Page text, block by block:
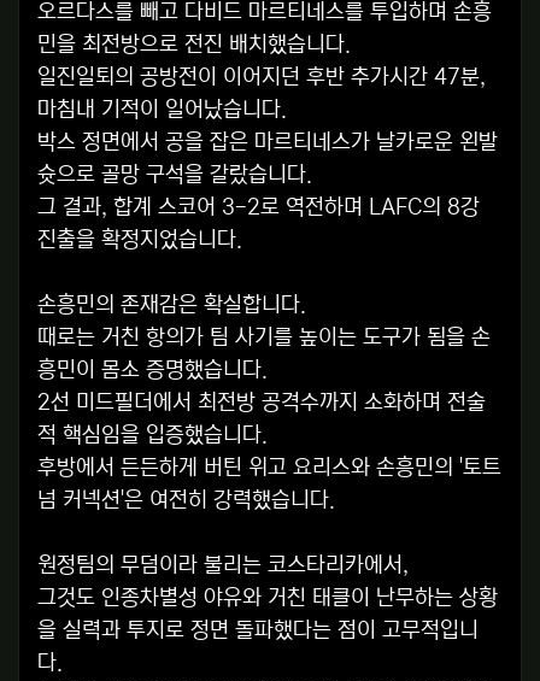
오르다스를 빼고 다비드 마르티네스를 투입하며 손흥
민을 최전방으로 전진 배치했습니다.
일진일퇴의 공방전이 이어지던 후반 추가시간 47분,
마침내 기적이 일어났습니다.
박스 정면에서 공을 잡은 마르티네스가 날카로운 왼발
슛으로 골망 구석을 갈랐습니다.
그 결과, 합계 스코어 3-2로 역전하며 LAFC의 8강
진출을 확정지었습니다.
손흥민의 존재감은 확실합니다.
때로는 거친 항의가 팀 사기를 높이는 도구가 됨을 손
흥민이 몸소 증명했습니다.
2선 미드필더에서 최전방 공격수까지 소화하며 전술
적 핵심임을 입증했습니다.
후방에서 든든하게 버틴 위고 요리스와 손흥민의 '토트
넘 커넥션'은 여전히 강력했습니다.
원정팀의 무덤이라 불리는 코스타리카에서,
그것도 인종차별성 야유와 거친 태클이 난무하는 상황
을 실력과 투지로 정면 돌파했다는 점이 고무적입니
다.